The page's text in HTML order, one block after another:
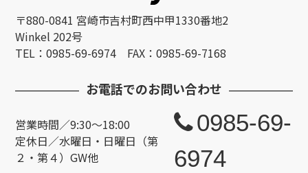
〒880-0841 宮崎市吉村町西中甲1330番地2
Winkel 202号
TEL：0985-69-6974 FAX：0985-69-7168
お電話でのお問い合わせ
営業時間／9:30～18:00
定休日／水曜日・日曜日（第
２・第４）GW他
0985-69-
6974